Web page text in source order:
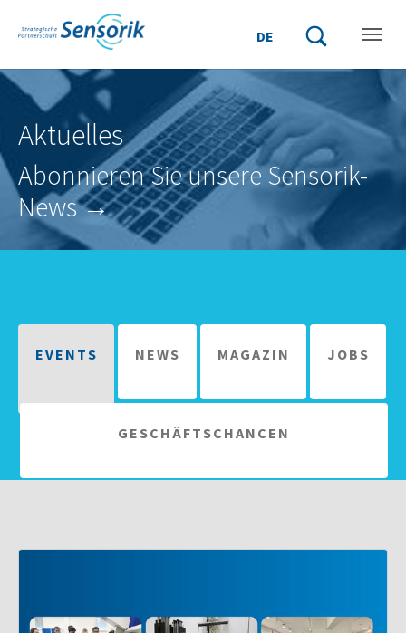
Zum Hauptinhalt springen
Skip to page footer
DE
Suchbegriff
Aktuelles
Abonnieren Sie unsere Sensorik-
News →
EVENTS NEWS MAGAZIN JOBS
GESCHÄFTSCHANCEN